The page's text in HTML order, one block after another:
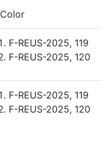
Color
F-REUS-2025, 119
F-REUS-2025, 120
F-REUS-2025, 119
F-REUS-2025, 120